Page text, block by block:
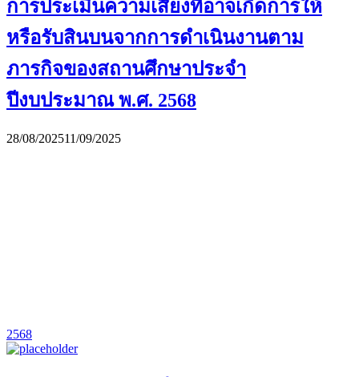
การประเมินความเสี่ยงที่อาจเกิดการให้
หรือรับสินบนจากการดำเนินงานตาม
ภารกิจของสถานศึกษาประจำ
ปีงบประมาณ พ.ศ. 2568
28/08/202511/09/2025
2568